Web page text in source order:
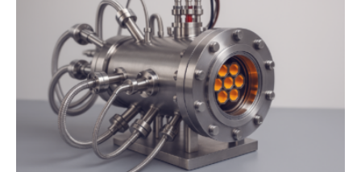
neuen Bericht für die Praxis eingeordnet – inklusive der
Rolle von flexiblen Netzanschlussvereinbarungen. Der
Netzanschluss von Erneuerbare-Energien-Anlagen
(EE-Anlagen) ist entscheidend für die Energiewende.
Denn ohne Anschluss an das Netz kann kein Strom
eingespeist werden. Nach dem Erneuerbare-Energien-
Gesetz (EEG) sind Netzbetreiber…